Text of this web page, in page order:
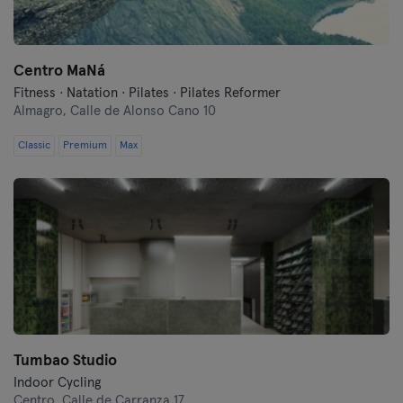
Centro MaNá
Fitness · Natation · Pilates · Pilates Reformer
Almagro, Calle de Alonso Cano 10
Classic Premium Max
Tumbao Studio
Indoor Cycling